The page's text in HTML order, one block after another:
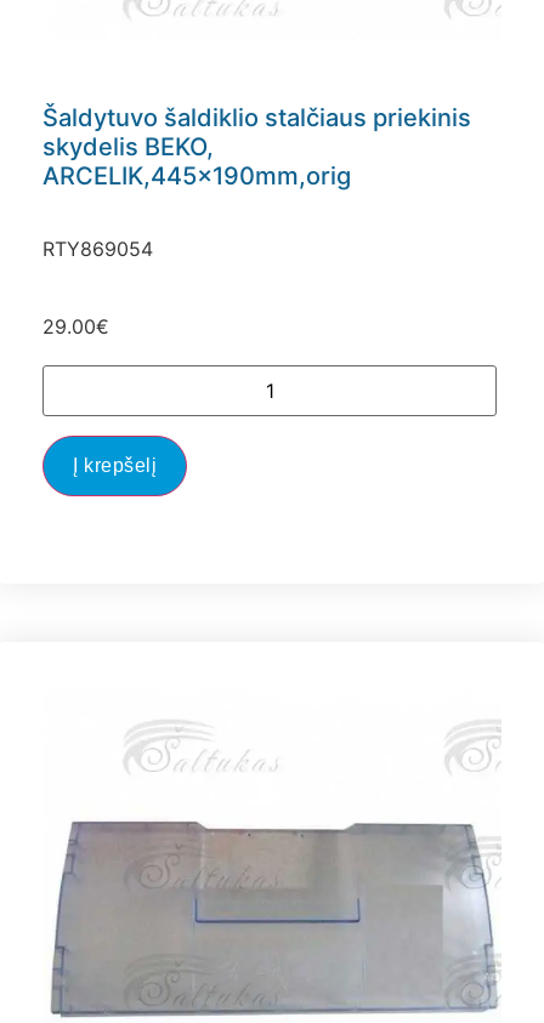
Šaldytuvo šaldiklio stalčiaus priekinis
skydelis BEKO,
ARCELIK,445x190mm,orig
RTY869054
29.00€
Į krepšelį